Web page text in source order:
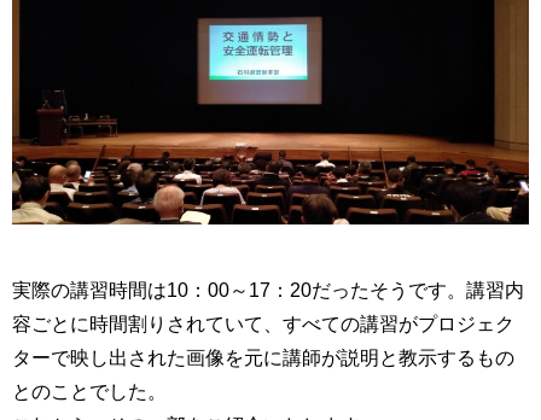
実際の講習時間は10：00～17：20だったそうです。講習内
容ごとに時間割りされていて、すべての講習がプロジェク
ターで映し出された画像を元に講師が説明と教示するもの
とのことでした。